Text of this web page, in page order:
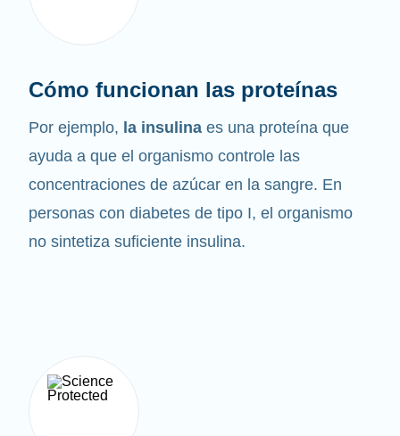
Cómo funcionan las proteínas
Por ejemplo, la insulina es una proteína que
ayuda a que el organismo controle las
concentraciones de azúcar en la sangre. En
personas con diabetes de tipo I, el organismo
no sintetiza suficiente insulina.